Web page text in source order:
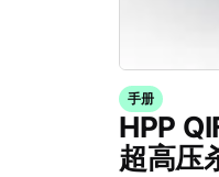
手册
HPP
超高压